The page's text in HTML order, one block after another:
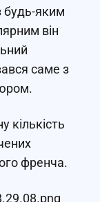
будь-яким
він
саме з
кількість
френча.